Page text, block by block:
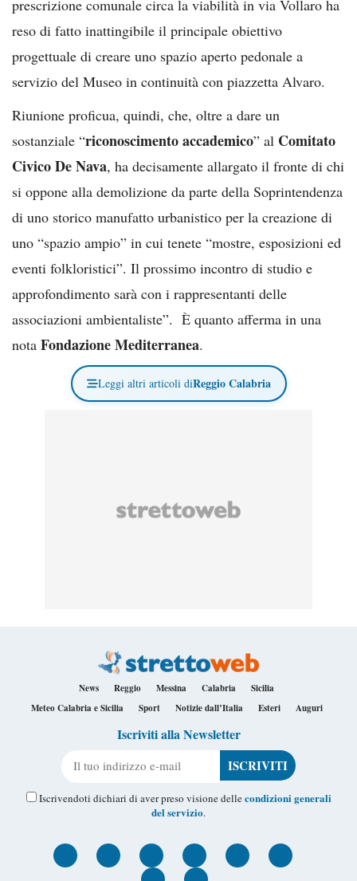
prescrizione comunale circa la viabilità in via Vollaro ha
reso di fatto inattingibile il principale obiettivo
progettuale di creare uno spazio aperto pedonale a
servizio del Museo in continuità con piazzetta Alvaro.
Riunione proficua, quindi, che, oltre a dare un
sostanziale “riconoscimento accademico” al Comitato
Civico De Nava, ha decisamente allargato il fronte di chi
si oppone alla demolizione da parte della Soprintendenza
di uno storico manufatto urbanistico per la creazione di
uno “spazio ampio” in cui tenete “mostre, esposizioni ed
eventi folkloristici”. Il prossimo incontro di studio e
approfondimento sarà con i rappresentanti delle
associazioni ambientaliste”. È quanto afferma in una
nota Fondazione Mediterranea.
Leggi altri articoli diReggio Calabria
News Reggio Messina Calabria
Sicilia
Meteo Calabria e Sicilia
Sport Notizie dall’Italia Esteri Auguri
Iscriviti alla Newsletter
Iscrivendoti dichiari di aver preso visione dellecondizioni generali
del servizio.